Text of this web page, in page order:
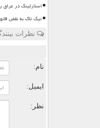
استارلینک در
تیک تاک به نقض
نظرات
نام:
ایمیل:
نظر: